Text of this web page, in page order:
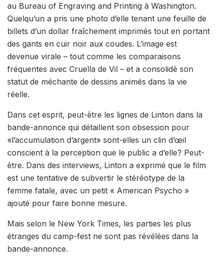
au Bureau of Engraving and Printing à Washington.
Quelqu’un a pris une photo d’elle tenant une feuille de
billets d’un dollar fraîchement imprimés tout en portant
des gants en cuir noir aux coudes. L’image est
devenue virale – tout comme les comparaisons
fréquentes avec Cruella de Vil – et a consolidé son
statut de méchante de dessins animés dans la vie
réelle.
Dans cet esprit, peut-être les lignes de Linton dans la
bande-annonce qui détaillent son obsession pour
«l’accumulation d’argent» sont-elles un clin d’œil
conscient à la perception que le public a d’elle? Peut-
être. Dans des interviews, Linton a exprimé que le film
est une tentative de subvertir le stéréotype de la
femme fatale, avec un petit « American Psycho »
ajouté pour faire bonne mesure.
Mais selon le New York Times, les parties les plus
étranges du camp-fest ne sont pas révélées dans la
bande-annonce.